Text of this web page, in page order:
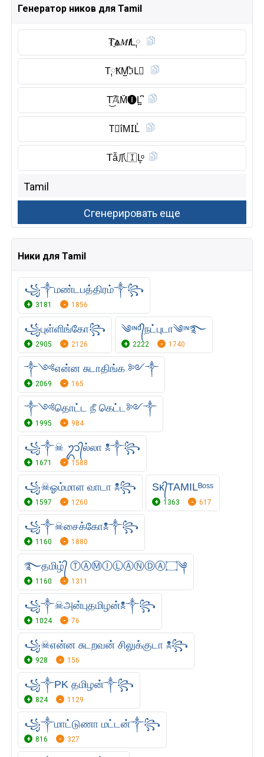
Генератор ников для Tamil
T҈ል𝑀𝙄L༙
T༙ҞM̺͆ℑL⃠
T͜͡𝔸M̆̈🅘︎L̺͆
T⃠ΐM𝖨L̾
𝖳ẫ爪🇮 L̥ͦ
Ники для Tamil
꧁༒மண்டபத்திரம்༒꧂
3181 1856
꧁புள்ளிங்கோ꧂
2905 2126
༄ᶦᶰᵈ᭄நட்புடா༄ᶦᶰ࿐
2222 1740
༒༺என்ன சுடாதிங்க ༻༒
2069 165
༒༺தொட்ட நீ கெட்ட༻༒
1995 984
꧁༒☠︎ ᬊ᭄ல்லா ☠︎༒꧂
1671 1588
꧁☠︎ஓம்மாள வாடா ☠︎꧂
1597 1260
Sᴋ᭄TAMILᴮᵒˢˢ
1363 617
꧁༒☠︎சைக்கோ☠︎༒꧂
1160 1880
࿐தமிழ்᭄ ⓉⒶⓂⒾⓁⒶⓃⒹⒶ۝༆
1160 1311
꧁༒☠︎அன்புதமிழன்☠︎༒꧂
1024 76
꧁☠︎என்ன சுடறவன் சிலுக்குடா ☠꧂
928 156
꧁༒PK தமிழன்༒꧂
824 1129
꧁༒மாட்டுணா மட்டன்༒꧂
816 327